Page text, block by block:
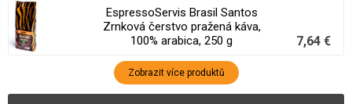
EspressoServis Brasil Santos
Zrnková čerstvo pražená káva,
100% arabica, 250 g
7,64 €
Zobrazit více produktů